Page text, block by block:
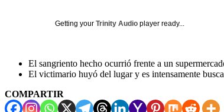
Getting your Trinity Audio player ready...
El sangriento hecho ocurrió frente a un
El victimario huyó del lugar y es intensamente
COMPARTIR